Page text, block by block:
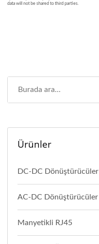
Ürünler
DC-DC Dönüştürücüler
AC-DC Dönüştürücüler
Manyetikli RJ45